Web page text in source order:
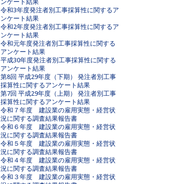
ンケート結果
令和3年度発注者別工事採算性に関するア
ンケート結果
令和2年度発注者別工事採算性に関するア
ンケート結果
令和元年度発注者別工事採算性に関する
アンケート結果
平成30年度発注者別工事採算性に関する
アンケート結果
第8回 平成29年度（下期） 発注者別工事
採算性に関するアンケート結果
第7回 平成29年度（上期） 発注者別工事
採算性に関するアンケート結果
令和７年度 建設業の雇用実態・経営状
況に関する調査結果報告書
令和６年度 建設業の雇用実態・経営状
況に関する調査結果報告書
令和５年度 建設業の雇用実態・経営状
況に関する調査結果報告書
令和４年度 建設業の雇用実態・経営状
況に関する調査結果報告書
令和３年度 建設業の雇用実態・経営状